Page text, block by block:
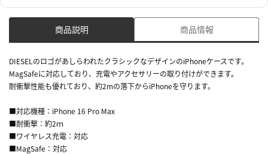
商品説明 商品情報
DIESELのロゴがあしらわれたクラシックなデザインのiPhoneケースです。
MagSafeに対応しており、充電やアクセサリーの取り付けができます。
耐衝撃性能も優れており、約2mの落下からiPhoneを守ります。
■対応機種：iPhone 16 Pro Max
■耐衝撃：約2ｍ
■ワイヤレス充電：対応
■MagSafe：対応